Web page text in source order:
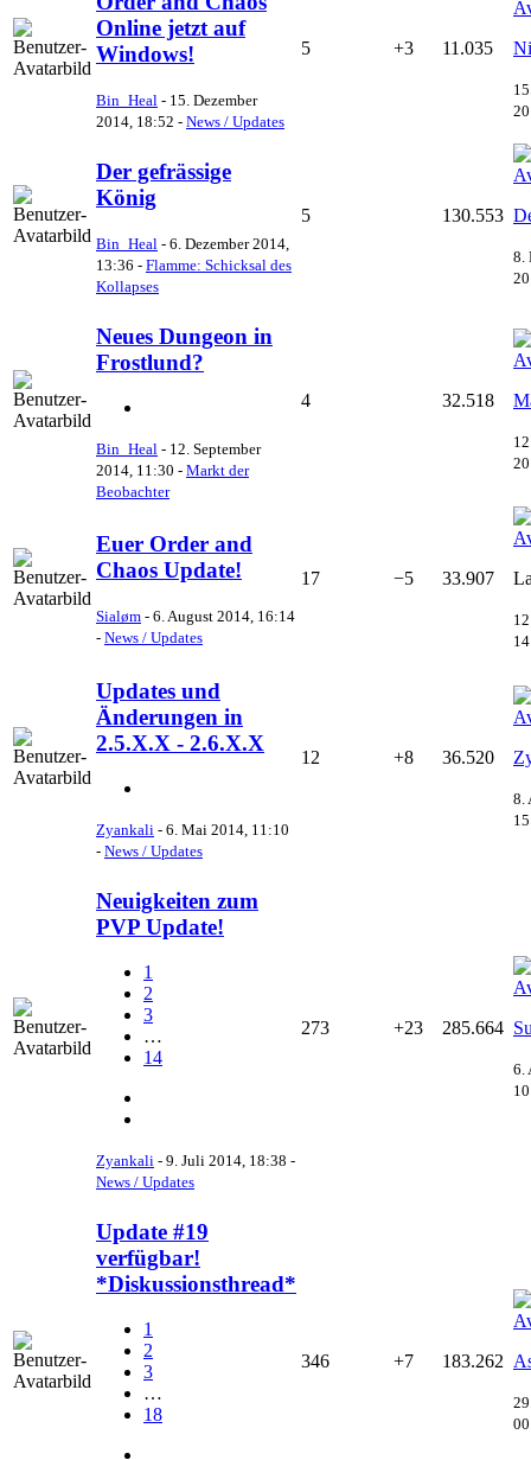
Online jetzt auf
Windows!
Bin_Heal - 15. Dezember
2014, 18:52 - News / Updates
5 +3 11.035
Der gefrässige
König
Bin_Heal - 6. Dezember 2014,
13:36 - Flamme: Schicksal des
Kollapses
5 130.553
8.
Neues Dungeon in
Frostlund?
Bin_Heal - 12. September
2014, 11:30 - Markt der
Beobachter
4 32.518
Euer Order and
Chaos Update!
Sialøm - 6. August 2014, 16:14
- News / Updates
17 −5 33.907
Updates und
Änderungen in
2.5.X.X - 2.6.X.X
Zyankali - 6. Mai 2014, 11:10
- News / Updates
12 +8 36.520
8.
Neuigkeiten zum
PVP Update!
1
2
3
…
14
Zyankali - 9. Juli 2014, 18:38 -
News / Updates
273 +23 285.664
6.
Update #19
verfügbar!
*Diskussionsthread*
1
2
3
…
18
346 +7 183.262